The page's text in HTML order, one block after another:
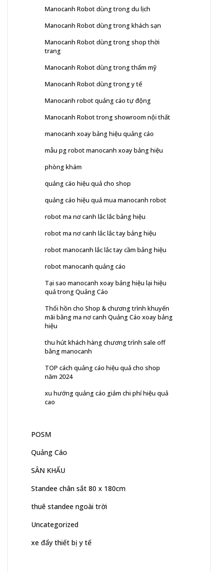
Manocanh Robot dùng trong du lịch
Manocanh Robot dùng trong khách sạn
Manocanh Robot dùng trong shop thời
trang
Manocanh Robot dùng trong thẩm mỹ
Manocanh Robot dùng trong y tế
Manocanh robot quảng cáo tự động
Manocanh Robot trong showroom nội thất
manocanh xoay bảng hiệu quảng cáo
mẫu pg robot manocanh xoay bảng hiệu
phòng khám
quảng cáo hiệu quả cho shop
quảng cáo hiệu quả mua manocanh robot
robot ma nơ canh lắc lắc bảng hiệu
robot ma nơ canh lắc lắc tay bảng hiệu
robot manocanh lắc lắc tay cầm bảng hiệu
robot manocanh quảng cáo
Tại sao manocanh xoay bảng hiệu lại hiệu
quả trong Quảng Cáo
Thổi hồn cho Shop & chương trình khuyến
mãi bằng ma nơ canh Quảng Cáo xoay bảng
hiệu
thu hút khách hàng chương trình sale off
bằng manocanh
TOP cách quảng cáo hiệu quả cho shop
năm 2024
xu hướng quảng cáo giảm chi phí hiệu quả
cao
POSM
Quảng Cáo
SÂN KHẤU
Standee chân sắt 80 x 180cm
thuê standee ngoài trời
Uncategorized
xe đẩy thiết bị y tế